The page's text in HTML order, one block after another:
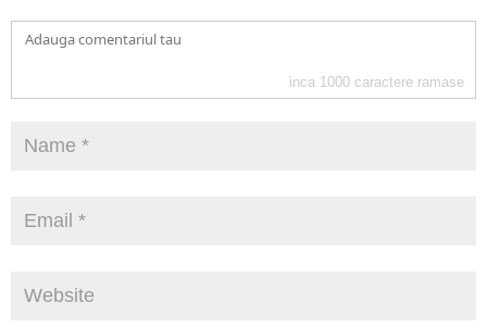
inca 1000 caractere ramase